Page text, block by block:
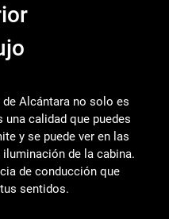
Alcántara no solo es
calidad que puedes
y se puede ver en las
de la cabina.
de conducción que
sentidos.